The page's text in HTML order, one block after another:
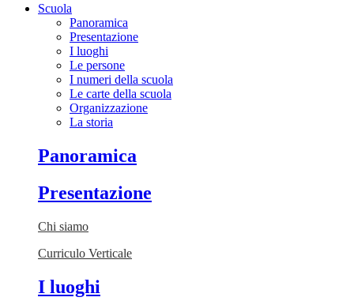
Scuola
Panoramica
Presentazione
I luoghi
Le persone
I numeri della scuola
Le carte della scuola
Organizzazione
La storia
Panoramica
Presentazione
Chi siamo
Curriculo Verticale
I luoghi